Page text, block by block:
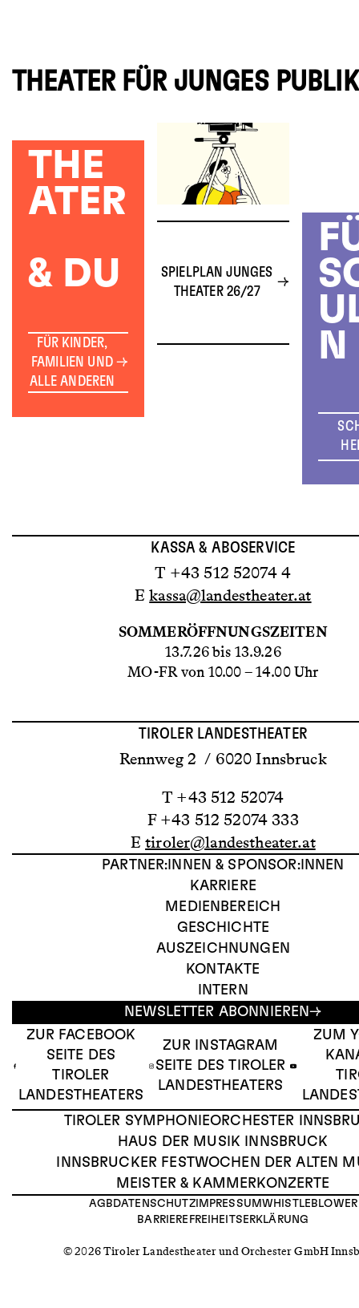
THEATER FÜR JUNGES
THE
ATER
& DU
FÜR KINDER,
FAMILIEN UND
ALLE ANDEREN
SPIELPLAN JUNGES
THEATER 26/27
N
KASSA & ABOSERVICE
T +43 512 52074 4
Ekassa@landestheater.at
SOMMERÖFFNUNGSZEITEN
13.7.26 bis 13.9.26
MO-FR von 10.00 – 14.00 Uhr
TIROLER LANDESTHEATER
Rennweg 2 / 6020 Innsbruck
T +43 512 52074
F +43 512 52074 333
Etiroler@landestheater.at
PARTNER:INNEN & SPONSOR:INNEN
KARRIERE
MEDIENBEREICH
GESCHICHTE
AUSZEICHNUNGEN
KONTAKTE
INTERN
NEWSLETTER ABONNIEREN
ZUR FACEBOOK
SEITE DES
TIROLER
LANDESTHEATERS
ZUR INSTAGRAM
SEITE DES TIROLER
LANDESTHEATERS
ZUM
TIROLER SYMPHONIEORCHESTER
HAUS DER MUSIK INNSBRUCK
INNSBRUCKER FESTWOCHEN DER ALTEN
MEISTER & KAMMERKONZERTE
AGB DATENSCHUTZIMPRESSUMWHISTLEBLOWER
BARRIEREFREIHEITSERKLÄRUNG
© 2026 Tiroler Landestheater und Orchester GmbH